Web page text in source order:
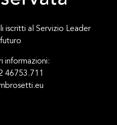
iscritti al Servizio Leader
informazioni:
46753.711